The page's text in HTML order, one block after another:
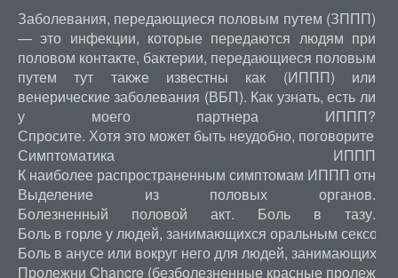
Заболевания, передающиеся половым путем (ЗППП)
— это инфекции, которые передаются людям при
половом контакте, бактерии, передающиеся половым
путем тут также известны как (ИППП) или
венерические заболевания (ВБП). Как узнать, есть ли
у моего партнера ИППП?
Спросите. Хотя это может быть неудобно, поговорите
Симптоматика ИППП
К наиболее распространенным симптомам ИППП
Выделение из половых органов.
Болезненный половой акт. Боль в тазу.
Боль в горле у людей, занимающихся оральным сексом.
Боль в анусе или вокруг него для людей,
Пролежни Chancre (безболезненные красные